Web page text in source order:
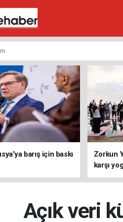
barış için baskı
Zorkun
karşı
Açık veri